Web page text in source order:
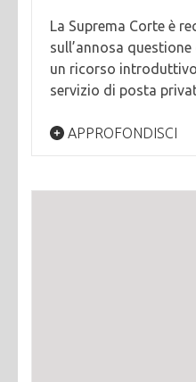
La Suprema Corte è
sull’annosa
un ricorso
servizio di posta
APPROFONDISCI